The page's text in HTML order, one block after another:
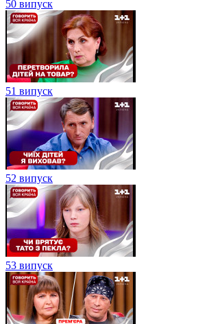
50 випуск
51 випуск
52 випуск
53 випуск